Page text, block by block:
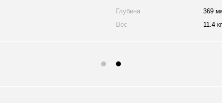
Глубина
369
Вес
11.4 кг